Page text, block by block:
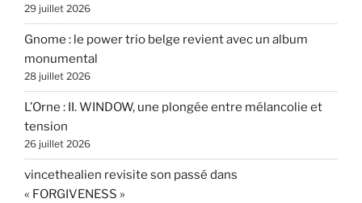
29 juillet 2026
Gnome : le power trio belge revient avec un album
monumental
28 juillet 2026
L’Orne : II. WINDOW, une plongée entre mélancolie et
tension
26 juillet 2026
vincethealien revisite son passé dans
« FORGIVENESS »